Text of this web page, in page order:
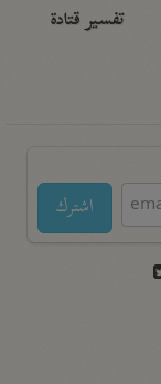
تفسير قتادة
اشترك